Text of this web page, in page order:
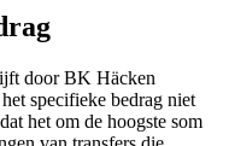
door BK Häcken
specifieke bedrag niet
het om de hoogste som